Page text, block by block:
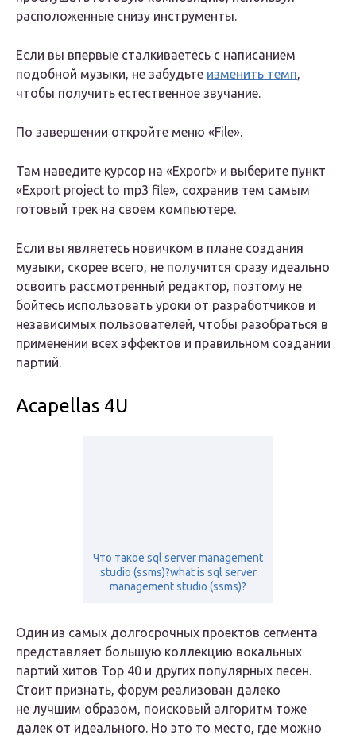
расположенные снизу инструменты.
Если вы впервые сталкиваетесь с написанием
подобной музыки, не забудьте изменить темп,
чтобы получить естественное звучание.
По завершении откройте меню «File».
Там наведите курсор на «Export» и выберите пункт
«Export project to mp3 file», сохранив тем самым
готовый трек на своем компьютере.
Если вы являетесь новичком в плане создания
музыки, скорее всего, не получится сразу идеально
освоить рассмотренный редактор, поэтому не
бойтесь использовать уроки от разработчиков и
независимых пользователей, чтобы разобраться в
применении всех эффектов и правильном создании
партий.
Acapellas 4U
Что такое sql server management
studio (ssms)?what is sql server
management studio (ssms)?
Один из самых долгосрочных проектов сегмента
представляет большую коллекцию вокальных
партий хитов Top 40 и других популярных песен.
Стоит признать, форум реализован далеко
не лучшим образом, поисковый алгоритм тоже
далек от идеального. Но это то место, где можно